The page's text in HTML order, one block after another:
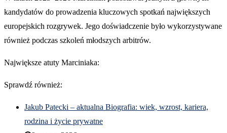
kandydatów do prowadzenia kluczowych spotkań największych
europejskich rozgrywek. Jego doświadczenie było wykorzystywane
również podczas szkoleń młodszych arbitrów.
Największe atuty Marciniaka:
Sprawdź również:
Jakub Patecki – aktualna Biografia: wiek, wzrost, kariera,
rodzina i życie prywatne